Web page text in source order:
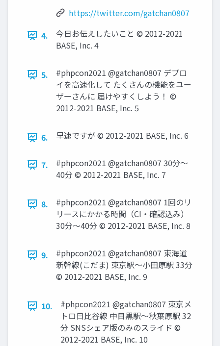
https://twitter.com/gatchan0807
4.
今日お伝えしたいこと © 2012-2021
BASE, Inc. 4
5.
#phpcon2021 @gatchan0807 デプロ
イを高速化して たくさんの機能をユー
ザーさんに 届けやすくしよう！ ©
2012-2021 BASE, Inc. 5
6. 早速ですが © 2012-2021 BASE, Inc. 6
7.
#phpcon2021 @gatchan0807 30分〜
40分 © 2012-2021 BASE, Inc. 7
8.
#phpcon2021 @gatchan0807 1回のリ
リースにかかる時間（CI・確認込み）
30分〜40分 © 2012-2021 BASE, Inc. 8
9.
#phpcon2021 @gatchan0807 東海道
新幹線(こだま) 東京駅〜小田原駅 33分
© 2012-2021 BASE, Inc. 9
10.
#phpcon2021 @gatchan0807 東京メ
トロ日比谷線 中目黒駅〜秋葉原駅 32
分 SNSシェア版のみのスライド ©
2012-2021 BASE, Inc. 10